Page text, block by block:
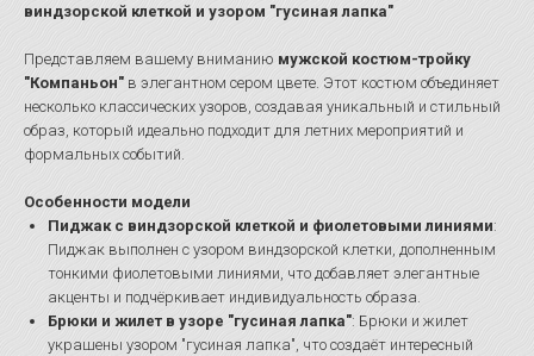
виндзорской клеткой и узором "гусиная лапка"
Представляем вашему вниманию мужской костюм-тройку
"Компаньон" в элегантном сером цвете. Этот костюм объединяет
несколько классических узоров, создавая уникальный и стильный
образ, который идеально подходит для летних мероприятий и
формальных событий.
Особенности модели
Пиджак с виндзорской клеткой и фиолетовыми линиями:
Пиджак выполнен с узором виндзорской клетки, дополненным
тонкими фиолетовыми линиями, что добавляет элегантные
акценты и подчёркивает индивидуальность образа.
Брюки и жилет в узоре "гусиная лапка": Брюки и жилет
украшены узором "гусиная лапка", что создаёт интересный